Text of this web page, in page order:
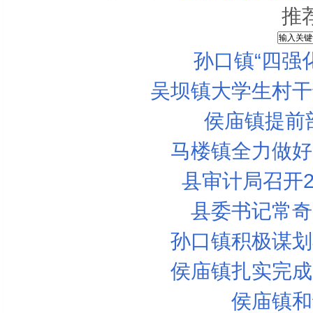
推
孙口镇“四强
吴坝镇大学生村
侯庙镇提前
马楼镇全力做
县审计局召开
县委书记常
孙口镇积极谋
侯庙镇扎实完
侯庙镇